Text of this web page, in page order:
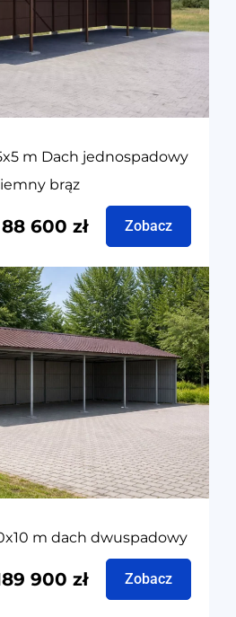
m Dach jednospadowy
brąz
88 600 zł Zobacz
m dach dwuspadowy
900 zł Zobacz